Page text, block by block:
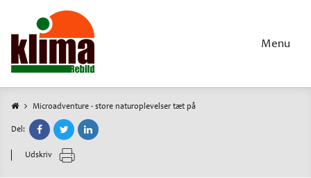
hovedindhold
Menu
Brødkrumme
Microadventure - store naturoplevelser tæt på
Del:
Udskriv